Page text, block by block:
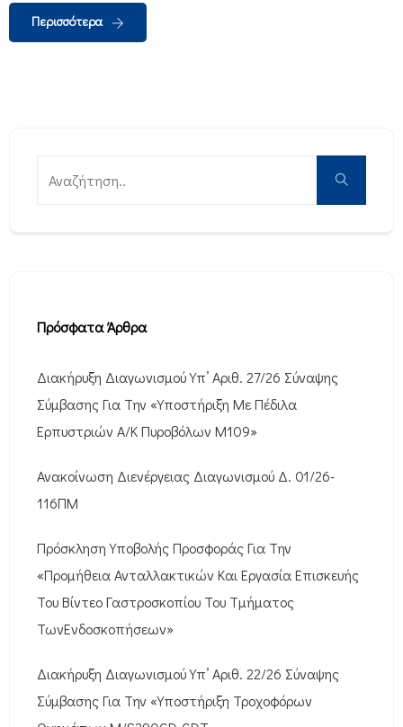
Περισσότερα
Πρόσφατα Άρθρα
Διακήρυξη Διαγωνισμού Υπ’ Αριθ. 27/26 Σύναψης
Σύμβασης Για Την «Υποστήριξη Με Πέδιλα
Ερπυστριών Α/Κ Πυροβόλων M109»
Ανακοίνωση Διενέργειας Διαγωνισμού Δ. 01/26-
116ΠΜ
Πρόσκληση Υποβολής Προσφοράς Για Την
«Προμήθεια Ανταλλακτικών Και Εργασία Επισκευής
Του Βίντεο Γαστροσκοπίου Του Τμήματος
ΤωνΕνδοσκοπήσεων»
Διακήρυξη Διαγωνισμού Υπ’ Αριθ. 22/26 Σύναψης
Σύμβασης Για Την «Υποστήριξη Τροχοφόρων